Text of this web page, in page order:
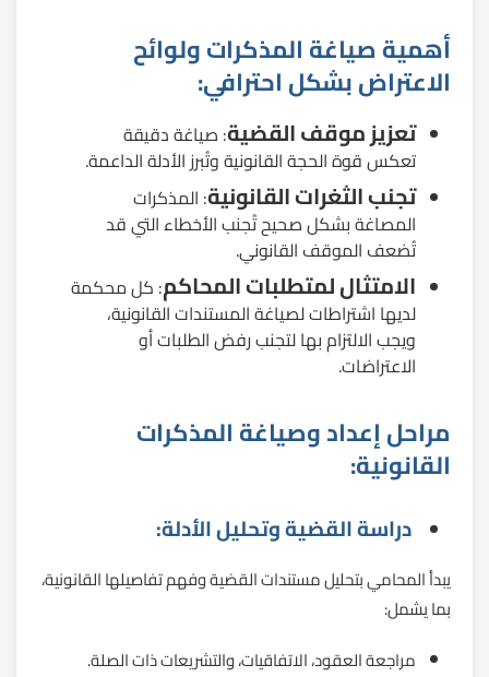
أهمية صياغة المذكرات ولوائح
الاعتراض بشكل احترافي:
تعزيز موقف القضية: صياغة دقيقة
تعكس قوة الحجة القانونية وتُبرز الأدلة الداعمة.
تجنب الثغرات القانونية: المذكرات
المصاغة بشكل صحيح تُجنب الأخطاء التي قد
تُضعف الموقف القانوني.
الامتثال لمتطلبات المحاكم: كل محكمة
لديها اشتراطات لصياغة المستندات القانونية،
ويجب الالتزام بها لتجنب رفض الطلبات أو
الاعتراضات.
مراحل إعداد وصياغة المذكرات
القانونية:
دراسة القضية وتحليل الأدلة:
يبدأ المحامي بتحليل مستندات القضية وفهم تفاصيلها القانونية،
بما يشمل:
مراجعة العقود، الاتفاقيات، والتشريعات ذات الصلة.